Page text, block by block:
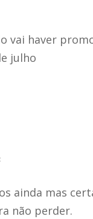
vai haver
julho
ainda mas
não perder.